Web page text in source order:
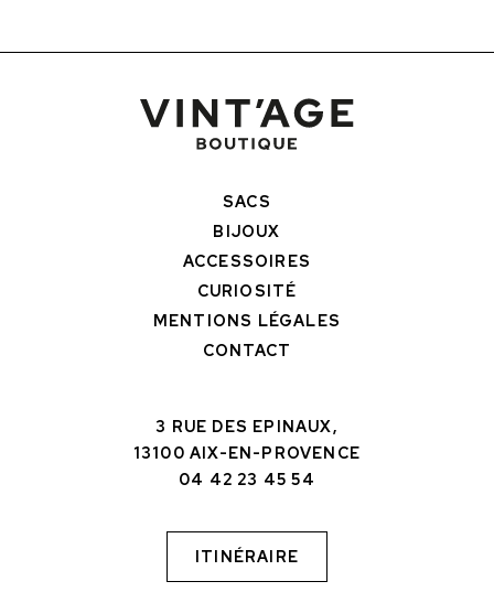
SACS
BIJOUX
ACCESSOIRES
CURIOSITÉ
MENTIONS LÉGALES
CONTACT
3 RUE DES EPINAUX,
13100 AIX-EN-PROVENCE
04 42 23 45 54
ITINÉRAIRE